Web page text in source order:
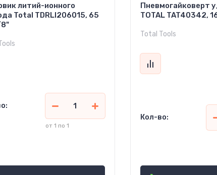
литий-ионного
Total TDRLI206015, 65
от 1 по 1
Пневмогайковерт
TOTAL TAT40342,
Total Tools
Кол-во: